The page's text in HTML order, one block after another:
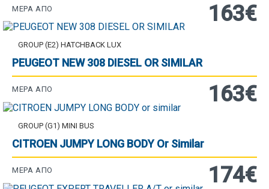
ΜΈΡΑ ΑΠΌ 163€
GROUP (E2) HATCHBACK LUX
PEUGEOT NEW 308 DIESEL OR SIMILAR
ΜΈΡΑ ΑΠΌ 163€
GROUP (G1) MINI BUS
CITROEN JUMPY LONG BODY Or Similar
ΜΈΡΑ ΑΠΌ 174€